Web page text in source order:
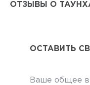
ОТЗЫВЫ О
ОСТАВИТЬ
Ваше общее